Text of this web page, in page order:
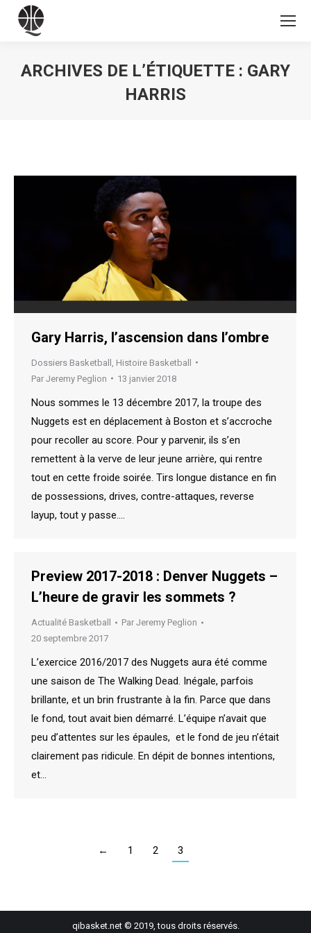
ARCHIVES DE L’ÉTIQUETTE : GARY
HARRIS
Gary Harris, l’ascension dans l’ombre
Dossiers Basketball
Histoire Basketball
Par Jeremy Peglion 13 janvier 2018
Nous sommes le 13 décembre 2017, la troupe des
Nuggets est en déplacement à Boston et s’accroche
pour recoller au score. Pour y parvenir, ils s’en
remettent à la verve de leur jeune arrière, qui rentre
tout en cette froide soirée. Tirs longue distance en fin
de possessions, drives, contre-attaques, reverse
layup, tout y passe.…
Preview 2017-2018 : Denver Nuggets –
L’heure de gravir les sommets ?
Actualité Basketball Par Jeremy Peglion
20 septembre 2017
L’exercice 2016/2017 des Nuggets aura été comme
une saison de The Walking Dead. Inégale, parfois
brillante, et un brin frustrante à la fin. Parce que dans
le fond, tout avait bien démarré. L’équipe n’avait que
peu d’attentes sur les épaules, et le fond de jeu n’était
clairement pas ridicule. En dépit de bonnes intentions,
et…
← 1 2 3
qibasket.net © 2019, tous droits réservés.